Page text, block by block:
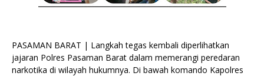
PASAMAN BARAT | Langkah tegas kembali diperlihatkan
jajaran Polres Pasaman Barat dalam memerangi peredaran
narkotika di wilayah hukumnya. Di bawah komando Kapolres